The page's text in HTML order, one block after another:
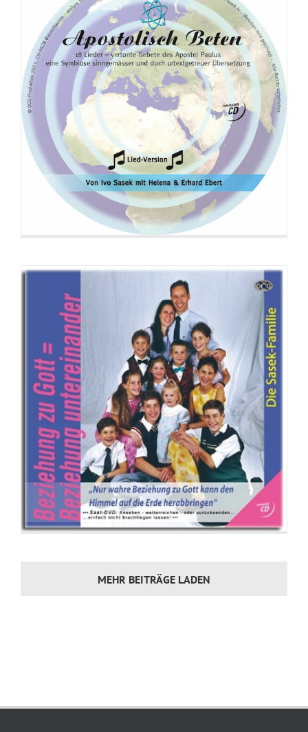
CD: Beziehung zu Gott
MEHR BEITRÄGE LADEN